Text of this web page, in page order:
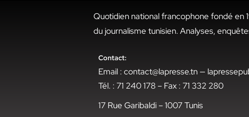
Quotidien national francophone fondé en
du journalisme tunisien. Analyses,
Contact:
Email : contact@lapresse.tn —
Tél. : 71 240 178 – Fax : 71 332 280
17 Rue Garibaldi – 1007 Tunis